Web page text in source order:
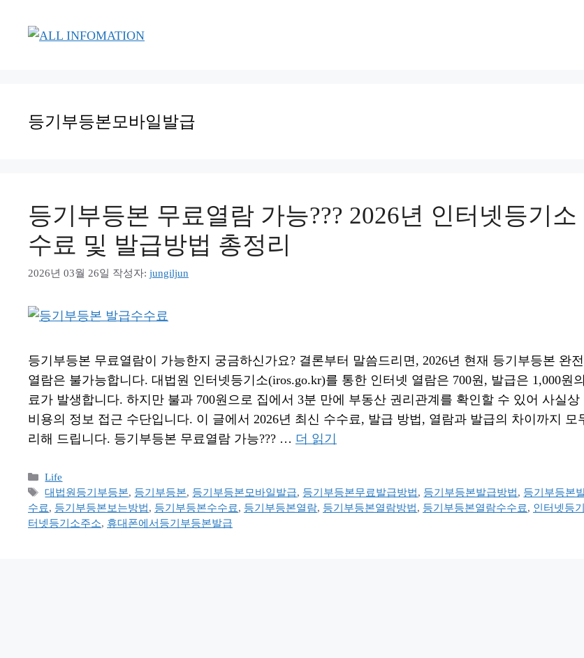
등기부등본모바일발급
등기부등본 무료열람 가능??? 2026년 인터넷등기소
수료 및 발급방법 총정리
2026년 03월 26일 작성자: jungiljun
등기부등본 무료열람이 가능한지 궁금하신가요? 결론부터 말씀드리면, 2026년 현재 등기부등본 완
열람은 불가능합니다. 대법원 인터넷등기소(iros.go.kr)를 통한 인터넷 열람은 700원, 발급은 1,000원
료가 발생합니다. 하지만 불과 700원으로 집에서 3분 만에 부동산 권리관계를 확인할 수 있어 사실상
비용의 정보 접근 수단입니다. 이 글에서 2026년 최신 수수료, 발급 방법, 열람과 발급의 차이까지 모
리해 드립니다. 등기부등본 무료열람 가능??? … 더 읽기
카
테
고
리
Life
태
그
대법원등기부등본, 등기부등본, 등기부등본모바일발급, 등기부등본무료발급방법, 등기부등본발급방법, 등기부등본
수료, 등기부등본보는방법, 등기부등본수수료, 등기부등본열람, 등기부등본열람방법, 등기부등본열람수수료, 인터넷등
터넷등기소주소, 휴대폰에서등기부등본발급